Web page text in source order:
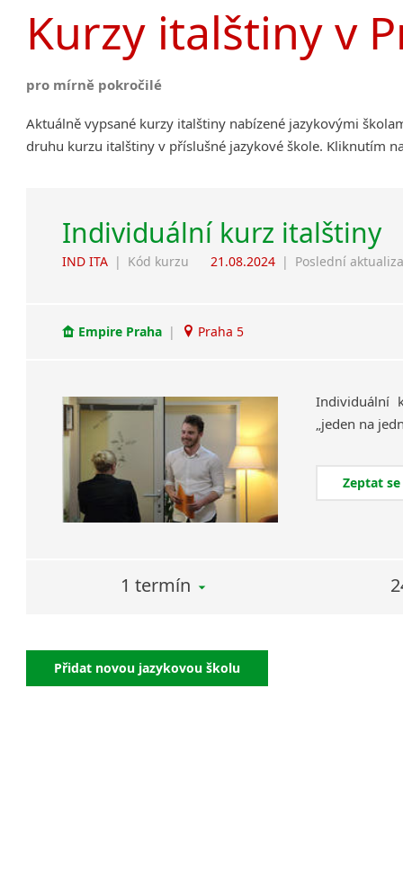
Kurzy italštiny v
pro mírně pokročilé
Aktuálně vypsané kurzy italštiny nabízené jazykovými
druhu kurzu italštiny v příslušné jazykové škole. Kliknutím
Individuální kurz italštiny
IND ITA | Kód kurzu 21.08.2024 | Poslední
Empire Praha | Praha 5
Individuální
„jeden na
Zeptat
1 termín
Přidat novou jazykovou školu